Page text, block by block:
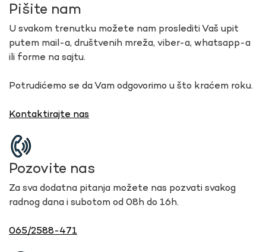
Pišite nam
U svakom trenutku možete nam proslediti Vaš upit
putem mail-a, društvenih mreža, viber-a, whatsapp-a
ili forme na sajtu.
Potrudićemo se da Vam odgovorimo u što kraćem roku.
Kontaktirajte nas
Pozovite nas
Za sva dodatna pitanja možete nas pozvati svakog
radnog dana i subotom od 08h do 16h.
065/2588-471